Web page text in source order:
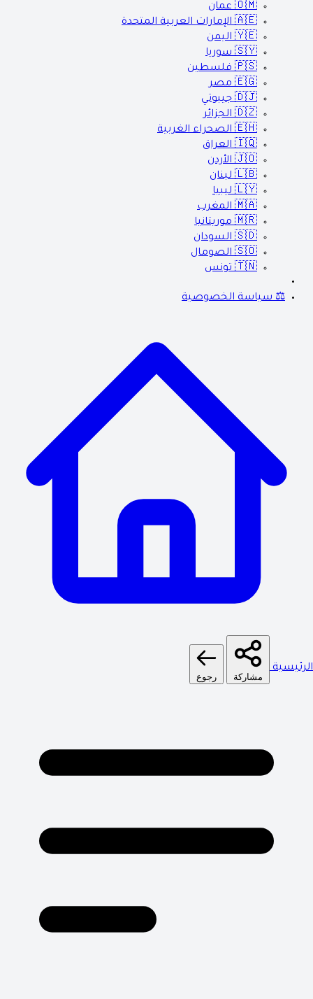
🇴🇲 عمان
🇦🇪 الإمارات العربية المتحدة
🇾🇪 اليمن
🇸🇾 سوريا
🇵🇸 فلسطين
🇪🇬 مصر
🇩🇯 جيبوتي
🇩🇿 الجزائر
🇪🇭 الصحراء الغربية
🇮🇶 العراق
🇯🇴 الأردن
🇱🇧 لبنان
🇱🇾 ليبيا
🇲🇦 المغرب
🇲🇷 موريتانيا
🇸🇩 السودان
🇸🇴 الصومال
🇹🇳 تونس
⚖️ سياسة الخصوصية
الرئيسية
مشاركة رجوع